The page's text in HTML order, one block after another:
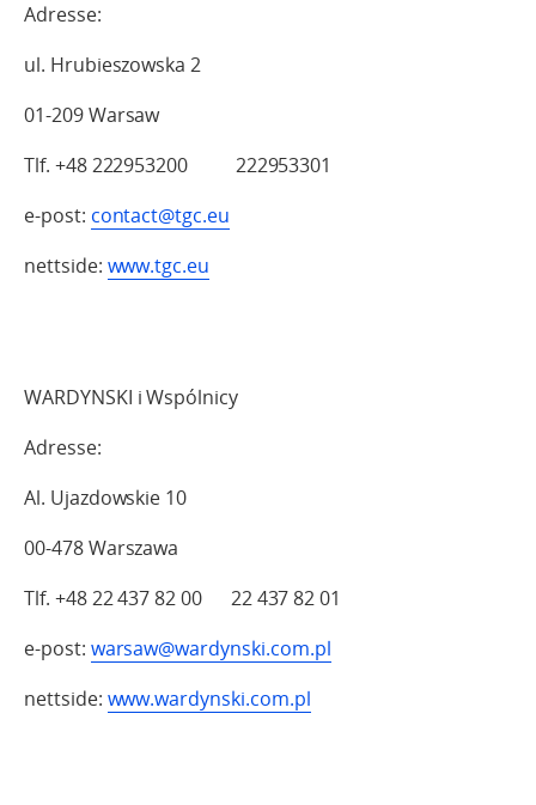
Adresse:
ul. Hrubieszowska 2
01-209 Warsaw
Tlf. +48 222953200 222953301
e-post: contact@tgc.eu
nettside: www.tgc.eu
WARDYNSKI i Wspólnicy
Adresse:
Al. Ujazdowskie 10
00-478 Warszawa
Tlf. +48 22 437 82 00 22 437 82 01
e-post: warsaw@wardynski.com.pl
nettside: www.wardynski.com.pl